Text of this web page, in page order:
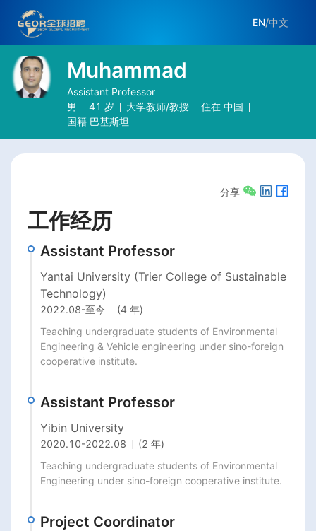
EN/中文
Muhammad
Assistant Professor
男
41 岁 大学教师/教授 住在 中国
国籍 巴基斯坦
分享
工作经历
Assistant Professor
Yantai University (Trier College of Sustainable
Technology)
2022.08-至今
(4 年)
Teaching undergraduate students of Environmental
Engineering & Vehicle engineering under sino-foreign
cooperative institute.
Assistant Professor
Yibin University
2020.10-2022.08
(2 年)
Teaching undergraduate students of Environmental
Engineering under sino-foreign cooperative institute.
Project Coordinator